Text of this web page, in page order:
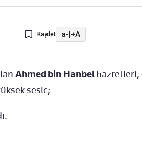
Kaydet a-|+A
Ahmed bin Hanbel hazretleri,
sesle;